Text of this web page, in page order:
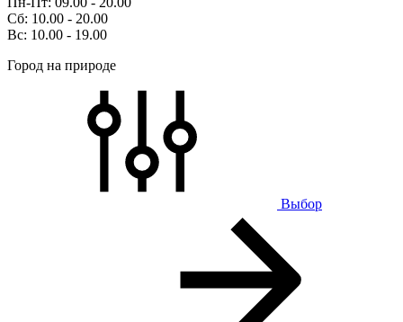
Сб: 10.00 - 20.00
Вс: 10.00 - 19.00
Город на природе
Выбор